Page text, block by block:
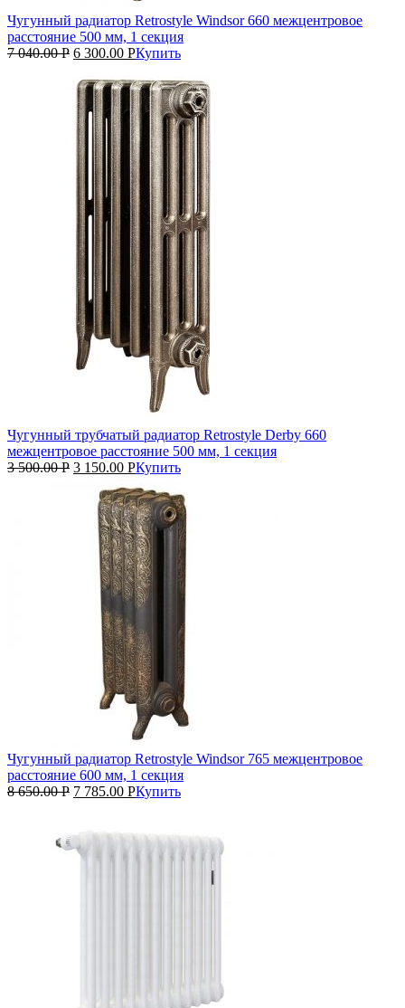
Чугунный радиатор Retrostyle Windsor 660 межцентровое
расстояние 500 мм, 1 секция
7 040.00Р 6 300.00 РКупить
Чугунный трубчатый радиатор Retrostyle Derby 660
межцентровое расстояние 500 мм, 1 секция
3 500.00Р 3 150.00 РКупить
Чугунный радиатор Retrostyle Windsor 765 межцентровое
расстояние 600 мм, 1 секция
8 650.00Р 7 785.00 РКупить